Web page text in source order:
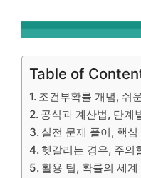
Table of
조건부확률 개념, 쉬
공식과 계산법, 단계
실전 문제 풀이, 핵심
헷갈리는 경우, 주의
활용 팁, 확률의 세계